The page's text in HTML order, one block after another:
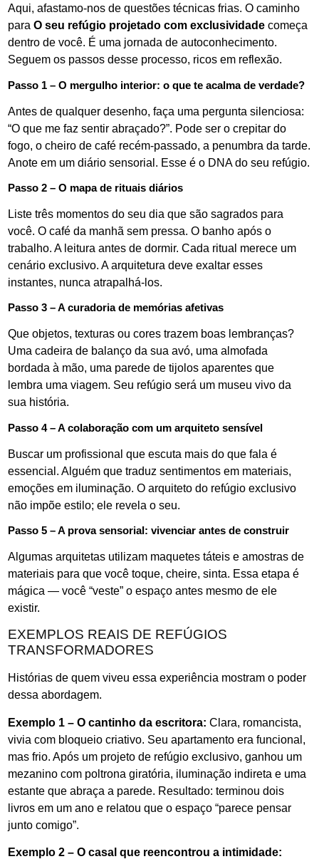
Aqui, afastamo-nos de questões técnicas frias. O caminho
para O seu refúgio projetado com exclusividade começa
dentro de você. É uma jornada de autoconhecimento.
Seguem os passos desse processo, ricos em reflexão.
Passo 1 – O mergulho interior: o que te acalma de verdade?
Antes de qualquer desenho, faça uma pergunta silenciosa:
“O que me faz sentir abraçado?”. Pode ser o crepitar do
fogo, o cheiro de café recém-passado, a penumbra da tarde.
Anote em um diário sensorial. Esse é o DNA do seu refúgio.
Passo 2 – O mapa de rituais diários
Liste três momentos do seu dia que são sagrados para
você. O café da manhã sem pressa. O banho após o
trabalho. A leitura antes de dormir. Cada ritual merece um
cenário exclusivo. A arquitetura deve exaltar esses
instantes, nunca atrapalhá-los.
Passo 3 – A curadoria de memórias afetivas
Que objetos, texturas ou cores trazem boas lembranças?
Uma cadeira de balanço da sua avó, uma almofada
bordada à mão, uma parede de tijolos aparentes que
lembra uma viagem. Seu refúgio será um museu vivo da
sua história.
Passo 4 – A colaboração com um arquiteto sensível
Buscar um profissional que escuta mais do que fala é
essencial. Alguém que traduz sentimentos em materiais,
emoções em iluminação. O arquiteto do refúgio exclusivo
não impõe estilo; ele revela o seu.
Passo 5 – A prova sensorial: vivenciar antes de construir
Algumas arquitetas utilizam maquetes táteis e amostras de
materiais para que você toque, cheire, sinta. Essa etapa é
mágica — você “veste” o espaço antes mesmo de ele
existir.
EXEMPLOS REAIS DE REFÚGIOS
TRANSFORMADORES
Histórias de quem viveu essa experiência mostram o poder
dessa abordagem.
Exemplo 1 – O cantinho da escritora: Clara, romancista,
vivia com bloqueio criativo. Seu apartamento era funcional,
mas frio. Após um projeto de refúgio exclusivo, ganhou um
mezanino com poltrona giratória, iluminação indireta e uma
estante que abraça a parede. Resultado: terminou dois
livros em um ano e relatou que o espaço “parece pensar
junto comigo”.
Exemplo 2 – O casal que reencontrou a intimidade: